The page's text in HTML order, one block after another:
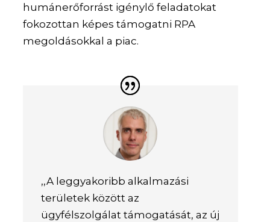
humánerőforrást igénylő feladatokat
fokozottan képes támogatni RPA
megoldásokkal a piac.
,,A leggyakoribb alkalmazási
területek között az
ügyfélszolgálat támogatását, az új